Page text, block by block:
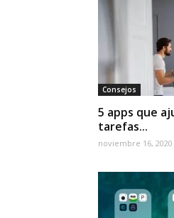
Consejos
5 apps que
tarefas...
noviembre 16, 2020